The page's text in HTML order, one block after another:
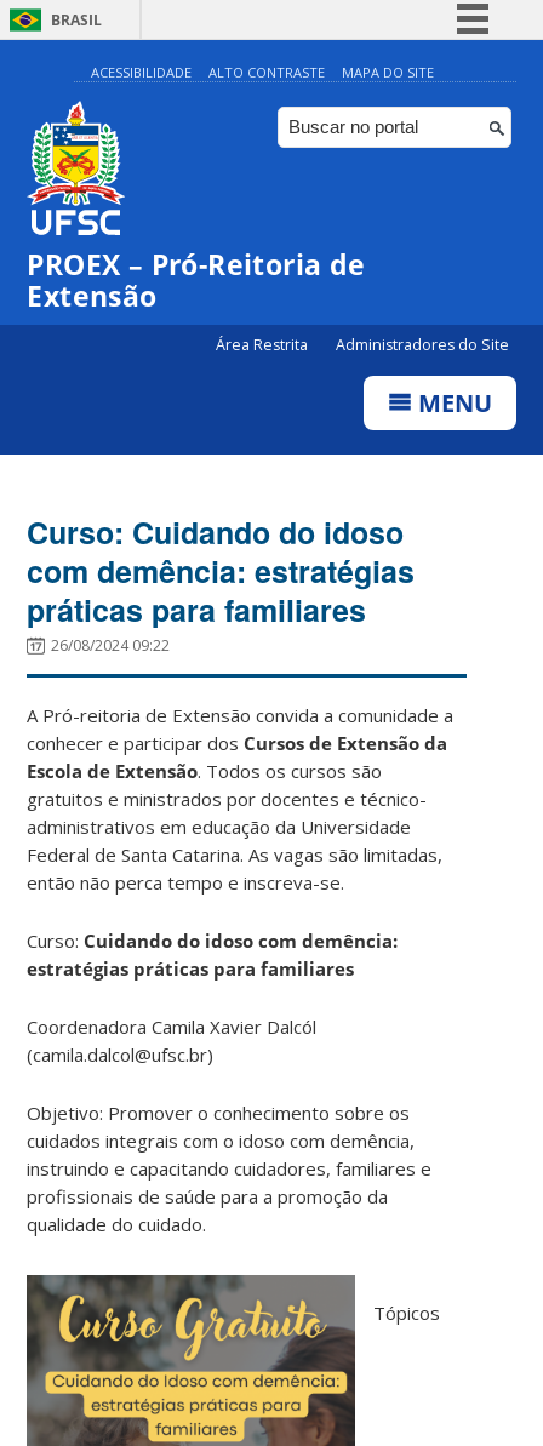
BRASIL
Simplifique!
Comunica BR
Participe
Canais
ACESSIBILIDADE ALTO CONTRASTE MAPA DO SITE
PROEX – Pró-Reitoria de
Extensão
Área Restrita Administradores do Site
MENU
Curso: Cuidando do idoso
com demência: estratégias
práticas para familiares
26/08/2024 09:22
A Pró-reitoria de Extensão convida a comunidade a
conhecer e participar dos Cursos de Extensão da
Escola de Extensão. Todos os cursos são
gratuitos e ministrados por docentes e técnico-
administrativos em educação da Universidade
Federal de Santa Catarina. As vagas são limitadas,
então não perca tempo e inscreva-se.
Curso: Cuidando do idoso com demência:
estratégias práticas para familiares
Coordenadora Camila Xavier Dalcól
(camila.dalcol@ufsc.br)
Objetivo: Promover o conhecimento sobre os
cuidados integrais com o idoso com demência,
instruindo e capacitando cuidadores, familiares e
profissionais de saúde para a promoção da
qualidade do cuidado.
Tópicos